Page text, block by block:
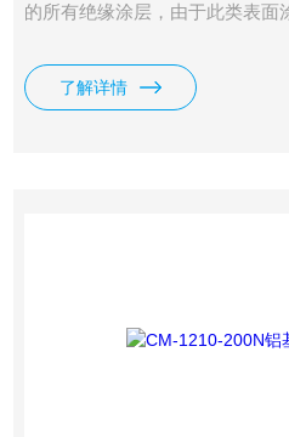
的所有绝缘涂层，由于此类表面
了解详情